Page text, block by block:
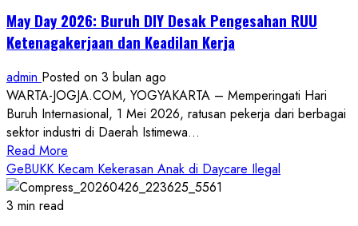
Little
Aresha,
Imbau
Orang
Tua
Segera
Lapor
May Day 2026: Buruh DIY Desak Pengesahan RUU
Ketenagakerjaan dan Keadilan Kerja
admin Posted on 3 bulan ago
WARTA-JOGJA.COM, YOGYAKARTA – Memperingati Hari
Buruh Internasional, 1 Mei 2026, ratusan pekerja dari berbagai
sektor industri di Daerah Istimewa...
Read More
more
about
GeBUKK Kecam Kekerasan Anak di Daycare Ilegal
3 min read